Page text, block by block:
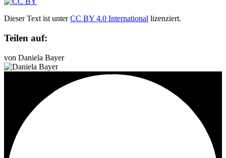
Dieser Text ist unterCC BY 4.0 International lizenziert.
Teilen auf:
von Daniela Bayer